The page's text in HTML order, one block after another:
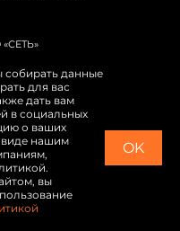
Карта сайтаданные
для вас
дать вам
в социальных
о ваших
виде нашим
вы
OK